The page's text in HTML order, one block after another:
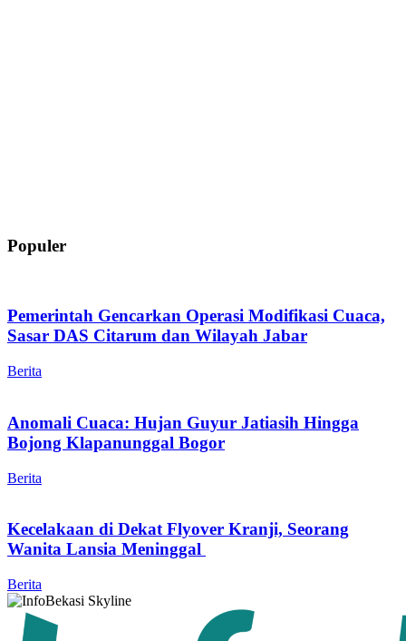
Populer
Pemerintah Gencarkan Operasi Modifikasi Cuaca,
Sasar DAS Citarum dan Wilayah Jabar
Berita
Anomali Cuaca: Hujan Guyur Jatiasih Hingga
Bojong Klapanunggal Bogor
Berita
Kecelakaan di Dekat Flyover Kranji, Seorang
Wanita Lansia Meninggal
Berita